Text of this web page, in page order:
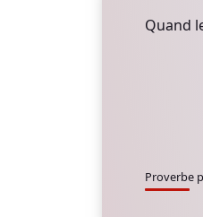
Quand
Proverbe